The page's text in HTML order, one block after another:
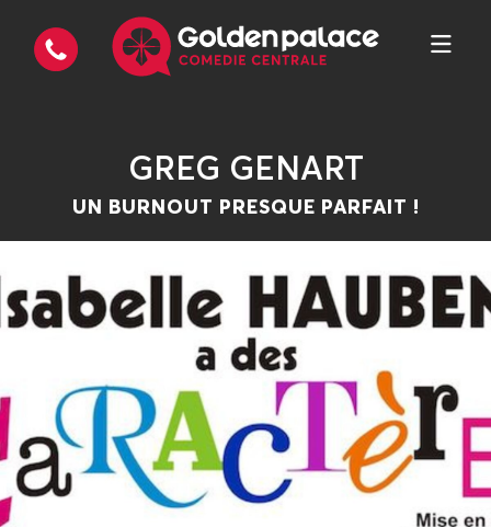
GREG GENART
UN BURNOUT PRESQUE PARFAIT !